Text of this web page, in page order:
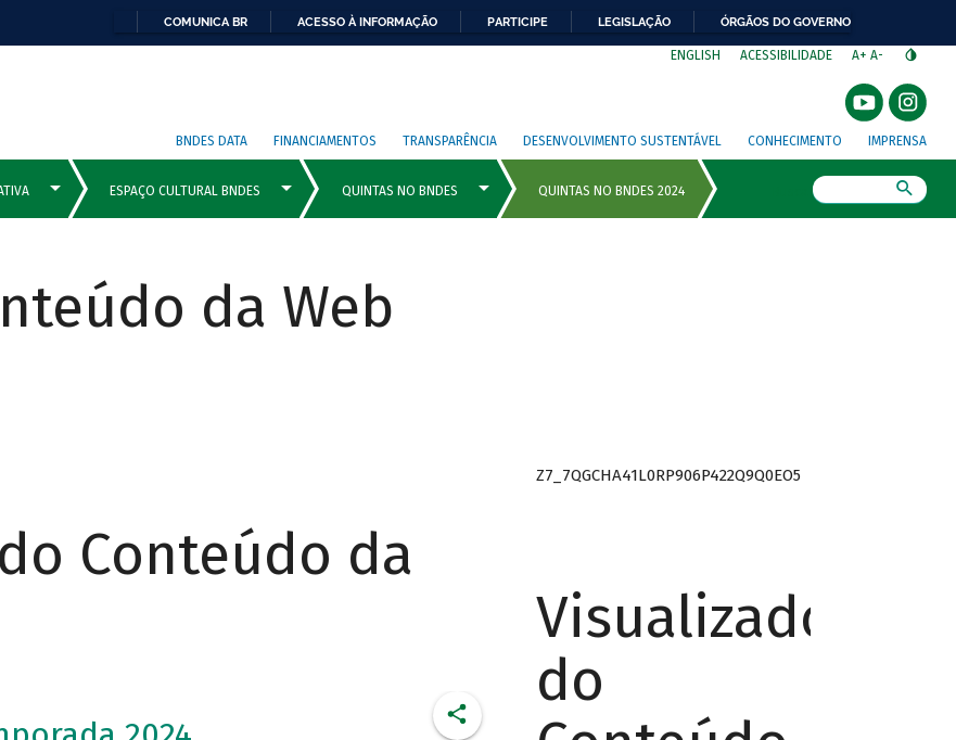
COMUNICA BR ACESSO À INFORMAÇÃO PARTICIPE LEGISLAÇÃO ÓRGÃOS DO GOVERNO
ENGLISH ACESSIBILIDADE A+ A-
BNDES DATA FINANCIAMENTOS TRANSPARÊNCIA DESENVOLVIMENTO SUSTENTÁVEL CONHECIMENTO IMPRENSA
da Web
Conteúdo da
Z7_7QGCHA41L0RP906P422Q9Q0EO5
Visualizador
do